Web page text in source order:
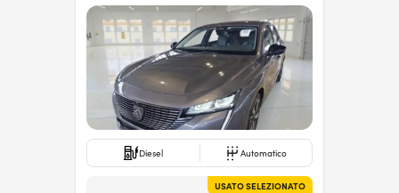
Diesel Automatico
USATO SELEZIONATO